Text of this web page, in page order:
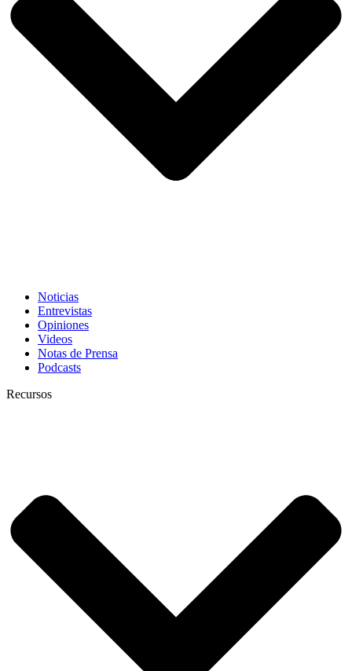
Noticias
Entrevistas
Opiniones
Videos
Notas de Prensa
Podcasts
Recursos